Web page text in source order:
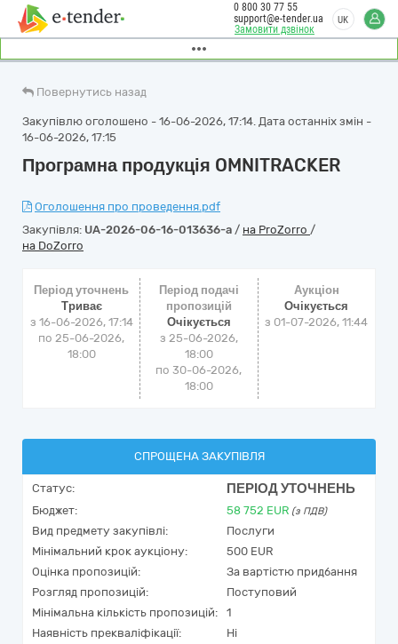
Замовити дзвінок
0 800 30 77 55
support@e-tender.ua
UK
Повернутись назад
Закупівлю оголошено - 16-06-2026, 17:14. Дата останніх змін -
16-06-2026, 17:15
Програмна продукція OMNITRACKER
Оголошення про проведення.pdf
Закупівля: UA-2026-06-16-013636-a / на ProZorro /
на DoZorro
Період уточнень
Триває
з 16-06-2026, 17:14
по 25-06-2026,
18:00
Період подачі
пропозицій
Очікується
з 25-06-2026,
18:00
по 30-06-2026,
18:00
Аукціон
Очікується
з 01-07-2026, 11:44
СПРОЩЕНА ЗАКУПІВЛЯ
Статус: ПЕРІОД УТОЧНЕНЬ
Бюджет: 58 752 EUR (з ПДВ)
Вид предмету закупівлі:
Послуги
Мінімальний крок аукціону:
500 EUR
Оцінка пропозицій:
За вартістю придбання
Розгляд пропозицій:
Поступовий
Мінімальна кількість пропозицій:
1
Наявність прекваліфікації:
Ні